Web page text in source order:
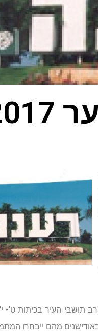
להקות הנוער מקרב תושבי העיר